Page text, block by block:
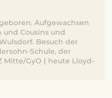
Aufgewachsen
Cousins und
Besuch der
Schule, der
Mitte/GyO ( heute Lloyd-